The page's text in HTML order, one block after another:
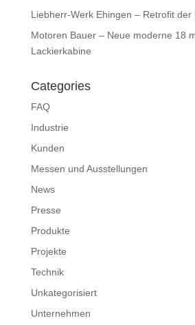
Liebherr-Werk Ehingen – Retrofit der
Motoren Bauer – Neue moderne 18
Lackierkabine
Categories
FAQ
Industrie
Kunden
Messen und Ausstellungen
News
Presse
Produkte
Projekte
Technik
Unkategorisiert
Unternehmen